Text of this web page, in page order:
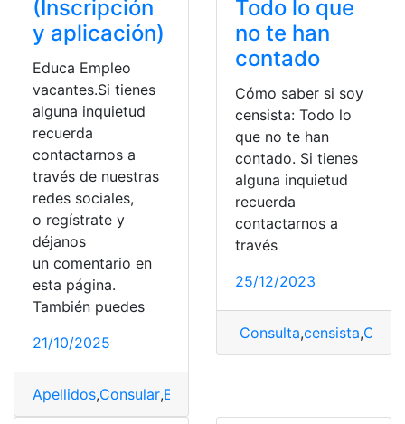
(Inscripción
y aplicación)
Educa Empleo
vacantes.Si tienes
alguna inquietud
recuerda
contactarnos a
través de nuestras
redes sociales,
o regístrate y
déjanos
un comentario en
esta página.
También puedes
21/10/2025
Apellidos,Consular,Ecuador
Todo lo que
no te han
contado
Cómo saber si soy
censista: Todo lo
que no te han
contado. Si tienes
alguna inquietud
recuerda
contactarnos a
través
25/12/2023
Consulta,censista,Chile